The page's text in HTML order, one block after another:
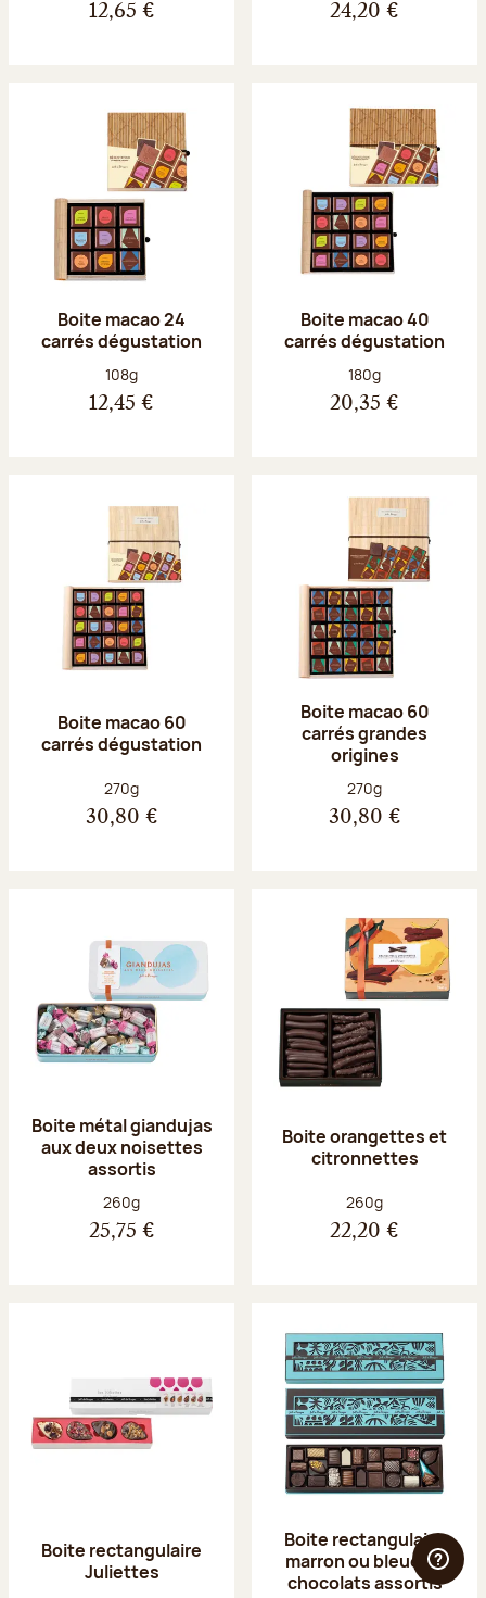
12,65 € 24,20 €
Boite macao 24
carrés dégustation
Poids net :
108g
12,45 €
Boite macao 40
carrés dégustation
Poids net :
180g
20,35 €
Boite macao 60
carrés dégustation
Poids net :
270g
30,80 €
Boite macao 60
carrés grandes
origines
Poids net :
270g
30,80 €
Boite métal giandujas
aux deux noisettes
assortis
Poids net :
260g
25,75 €
Boite orangettes et
citronnettes
Poids net :
260g
22,20 €
Boite rectangulaire
Juliettes
Boite rectangulaire
marron ou bleue 23
chocolats assortis